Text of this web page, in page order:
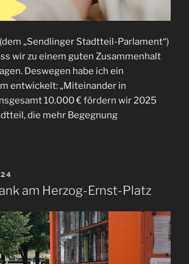
„Sendlinger Stadtteil-Parlament“)
wir zu einem guten Zusammenhalt
Deswegen habe ich ein
entwickelt: „Miteinander in
10.000 € fördern wir 2025
die mehr Begegnung
am Herzog-Ernst-Platz